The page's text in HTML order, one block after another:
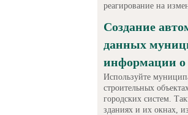
реагирование на
Создание
данных
информации о
Используйте
строительных
городских систем.
зданиях и их окнах,